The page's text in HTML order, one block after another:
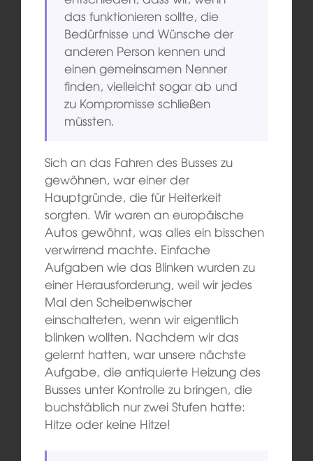
das funktionieren sollte, die
Bedürfnisse und Wünsche der
anderen Person kennen und
einen gemeinsamen Nenner
finden, vielleicht sogar ab und
zu Kompromisse schließen
müssten.
Sich an das Fahren des Busses zu
gewöhnen, war einer der
Hauptgründe, die für Heiterkeit
sorgten. Wir waren an europäische
Autos gewöhnt, was alles ein bisschen
verwirrend machte. Einfache
Aufgaben wie das Blinken wurden zu
einer Herausforderung, weil wir jedes
Mal den Scheibenwischer
einschalteten, wenn wir eigentlich
blinken wollten. Nachdem wir das
gelernt hatten, war unsere nächste
Aufgabe, die antiquierte Heizung des
Busses unter Kontrolle zu bringen, die
buchstäblich nur zwei Stufen hatte:
Hitze oder keine Hitze!